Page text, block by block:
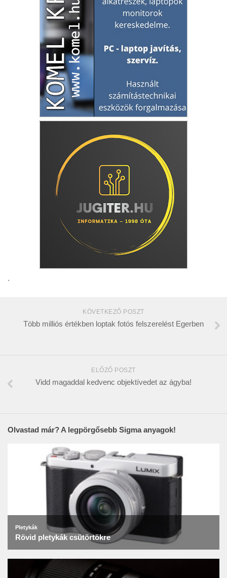
.
KÖVETKEZŐ POSZT
Több milliós értékben loptak fotós felszerelést Egerben
ELŐZŐ POSZT
Vidd magaddal kedvenc objektívedet az ágyba!
Olvastad már? A legpörgősebb Sigma anyagok!